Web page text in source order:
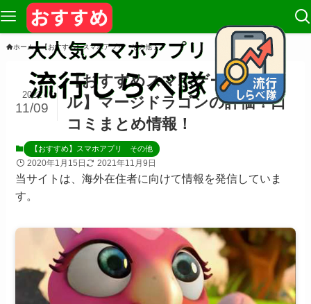
ホーム 【おすすめ】スマホアプリ その他
【おすすめスマホゲーム/パズ
ル】マージドラゴンの評価！口
コミまとめ情報！
2021
11/09
【おすすめ】スマホアプリ その他
2020年1月15日 2021年11月9日
当サイトは、海外在住者に向けて情報を発信していま
す。